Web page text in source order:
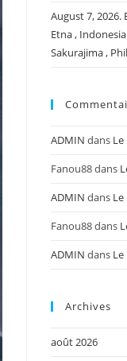
August 7, 2026.
Etna ,
Sakurajima ,
ADMIN dans Le
Fanou88dans
ADMIN dans Le
Fanou88dans
ADMIN dans Le
Archives
août 2026